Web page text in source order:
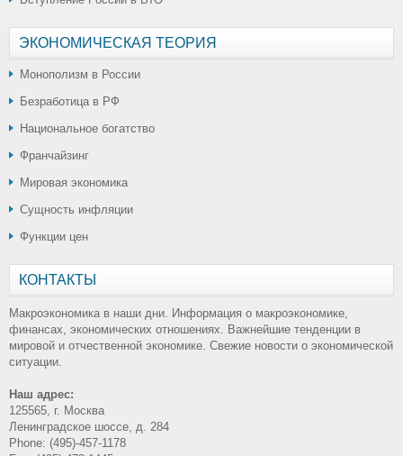
ЭКОНОМИЧЕСКАЯ ТЕОРИЯ
Монополизм в России
Безработица в РФ
Национальное богатство
Франчайзинг
Мировая экономика
Сущность инфляции
Функции цен
КОНТАКТЫ
Макроэкономика в наши дни. Информация о макроэкономике,
финансах, экономических отношениях. Важнейшие тенденции в
мировой и отчественной экономике. Свежие новости о экономической
ситуации.
Наш адрес:
125565, г. Москва
Ленинградское шоссе, д. 284
Phone: (495)-457-1178